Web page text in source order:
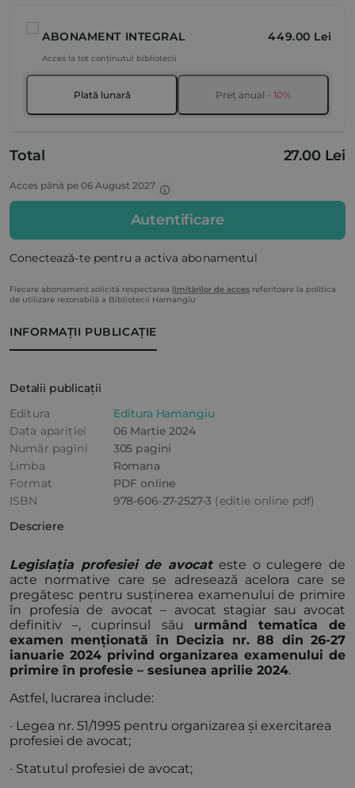
INFORMAȚII PUBLICAȚIE
Detalii publicații
Editura
Editura Hamangiu
Data apariției
06 Martie 2024
Număr pagini
305 pagini
Limba
Romana
Format
PDF online
ISBN
978-606-27-2527-3 (editie online pdf)
Descriere
Legislația profesiei de avocateste o culegere de
acte normative care se adresează acelora care se
pregătesc pentru susținerea examenului de primire
în profesia de avocat – avocat stagiar sau avocat
definitiv –, cuprinsul său urmând tematica de
examen menționată în Decizia nr. 88 din 26-27
ianuarie 2024 privind organizarea examenului de
primire în profesie – sesiunea aprilie 2024.
Astfel, lucrarea include:
· Legea nr. 51/1995 pentru organizarea și exercitarea
profesiei de avocat;
· Statutul profesiei de avocat;
ABONAMENT INTEGRAL 449.00 Lei
Acces la tot conținutul bibliotecii
Plată lunară Preț anual - 10%
Total 27.00 Lei
Acces până pe 06 August 2027
Autentificare
Conectează-te pentru a activa abonamentul
Fiecare abonament solicită respectarea limitărilor de acces referitoare la politica
de utilizare rezonabilă a Bibliotecii Hamangiu